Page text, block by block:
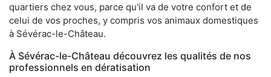
quartiers chez vous, parce qu'il va de votre confort et de
celui de vos proches, y compris vos animaux domestiques
à Sévérac-le-Château.
À Sévérac-le-Château découvrez les qualités de nos
professionnels en dératisation